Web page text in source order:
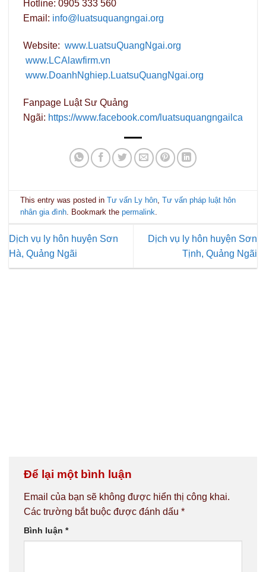
Hotline: 0905 333 560
Email: info@luatsuquangngai.org
Website: www.LuatsuQuangNgai.org
www.LCAlawfirm.vn
www.DoanhNghiep.LuatsuQuangNgai.org
Fanpage Luật Sư Quảng
Ngãi: https://www.facebook.com/luatsuquangngailca
This entry was posted inTư vấn Ly hôn ,Tư vấn pháp luật hôn
nhân gia đình . Bookmark thepermalink
Dịch vụ ly hôn huyện Sơn
Hà, Quảng Ngãi
Dịch vụ ly hôn huyện Sơn
Tịnh, Quảng Ngãi
Để lại một bình luận
Email của bạn sẽ không được hiển thị công khai.
Các trường bắt buộc được đánh dấu *
Bình luận *